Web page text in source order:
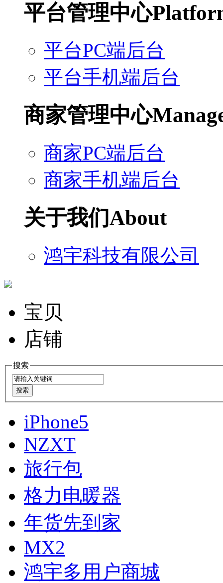
平台管理中心
平台PC端后台
平台手机端后台
商家管理中心
商家PC端后台
商家手机端后台
关于我们About
鸿宇科技有限公司
宝贝
店铺
搜索
iPhone5
NZXT
旅行包
格力电暖器
年货先到家
MX2
鸿宇多用户商城